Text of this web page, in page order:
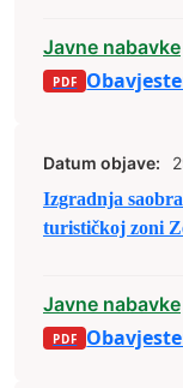
Javne nabavke
Datum objave:
Izgradnja
turističkoj zoni
Javne nabavke